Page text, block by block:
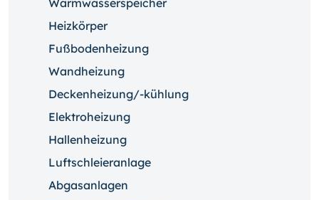
Warmwasserspeicher
Heizkörper
Fußbodenheizung
Wandheizung
Deckenheizung/-kühlung
Elektroheizung
Hallenheizung
Luftschleieranlage
Abgasanlagen